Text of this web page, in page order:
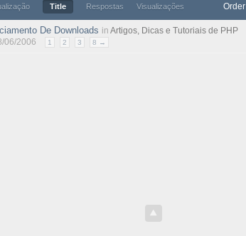
Title Respostas Visualizações Order
De Downloads in Artigos, Dicas e Tutoriais de PHP
06/2006 1 2 3 8 →